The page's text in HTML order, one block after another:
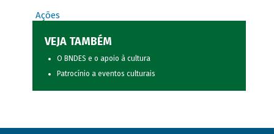
Ações
VEJA TAMBÉM
O BNDES e o apoio à cultura
Patrocínio a eventos culturais